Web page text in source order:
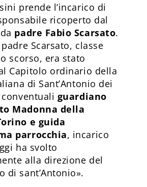
prende l’incarico di
ricoperto dal
padre Fabio Scarsato.
Scarsato, classe
scorso, era stato
Capitolo ordinario della
di Sant’Antonio dei
guardiano
Madonna della
e guida
parrocchia, incarico
ha svolto
alla direzione del
di sant’Antonio».